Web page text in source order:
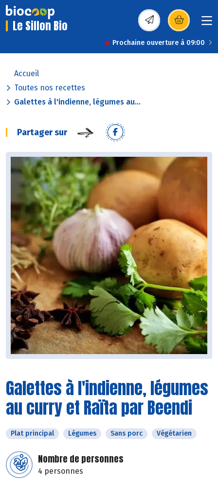
Le Sillon Bio (s’ouvre dans une
Prochaine ouverture à 09:00
Accueil
Toutes nos recettes
Galettes à l'indienne, légumes au...
Partager sur
Galettes à l'indienne, légumes
au curry et Raïta par Beendi
Plat principal Légumes Sans porc Végétarien
Nombre de personnes
4 personnes